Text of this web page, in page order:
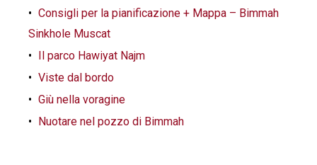
Consigli per la pianificazione + Mappa – Bimmah
Sinkhole Muscat
Il parco Hawiyat Najm
Viste dal bordo
Giù nella voragine
Nuotare nel pozzo di Bimmah